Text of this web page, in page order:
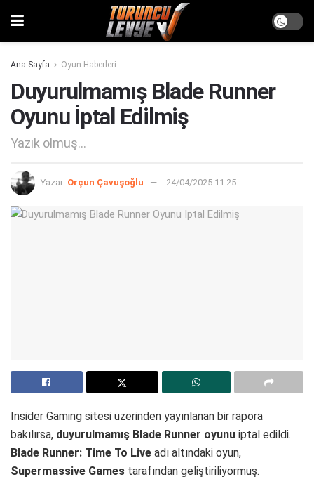
Ana Sayfa Oyun Haberleri
Duyurulmamış Blade Runner
Oyunu İptal Edilmiş
Yazık olmuş...
Yazar: Orçun Çavuşoğlu 24/04/2025 11:25
Insider Gaming sitesi üzerinden yayınlanan bir rapora
bakılırsa, duyurulmamış Blade Runner oyunu iptal edildi.
Blade Runner: Time To Live adı altındaki oyun,
Supermassive Games tarafından geliştiriliyormuş.